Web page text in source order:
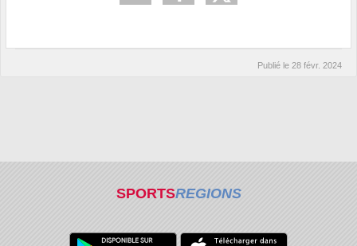
Publié le 28 févr. 2024
SPORTSREGIONS